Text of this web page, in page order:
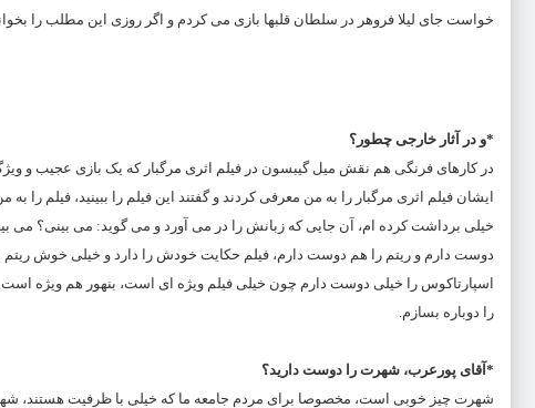
خواست جای لیلا فروهر در سلطان قلبها بازی می کردم و اگر روزی این‌ مطلب را
*و در آثار خارجی چطور؟
در کارهای فرنگی هم نقش میل گیبسون در فیلم اثری مرگبار که یک بازی عجیب و
ایشان فیلم اثری مرگبار را به من معرفی کردند و گفتند این فیلم را ببینید، فیلم را
خیلی برداشت کرده ام، آن جایی که زبانش را در می آورد و می گوید: می بینی؟ می
دوست دارم و ریتم را هم دوست دارم، فیلم حکایت خودش را دارد و خیلی خوش ریتم
اسپارتاکوس را خیلی دوست دارم چون خیلی فیلم ویژه ای است، بنهور هم ویژه
را دوباره بسازم.
*آقای پورعرب، شهرت را دوست دارید؟
شهرت چیز خوبی است، مخصوصا برای مردم جامعه ما که خیلی با ظرفیت هستند،